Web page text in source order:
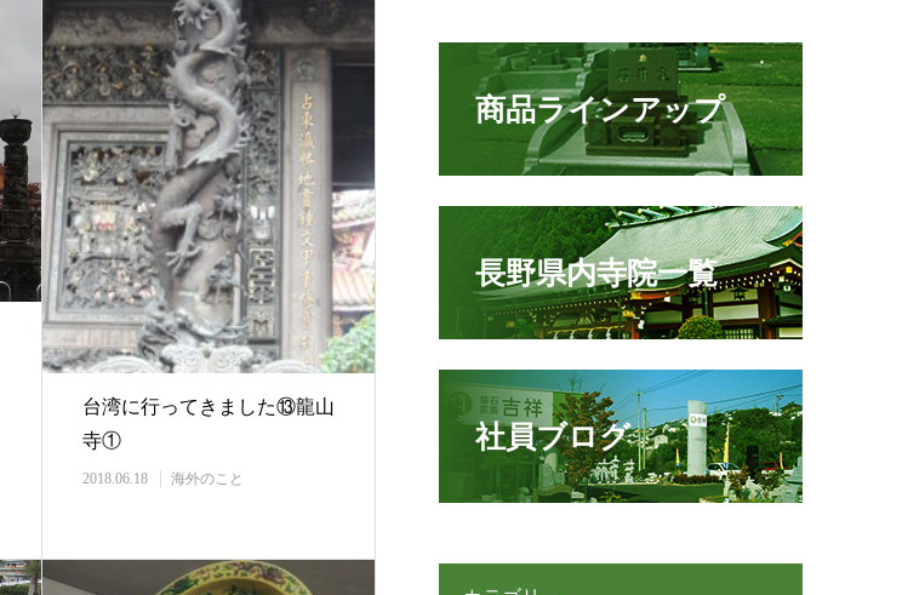
台湾に行ってきました⑬龍山
寺①
2018.06.18 海外のこと
商品ラインアップ
長野県内寺院一覧
社員ブログ